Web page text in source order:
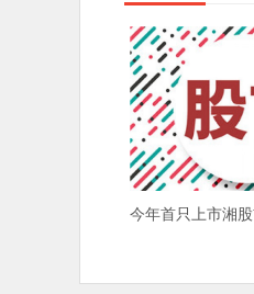
今年首只上市湘